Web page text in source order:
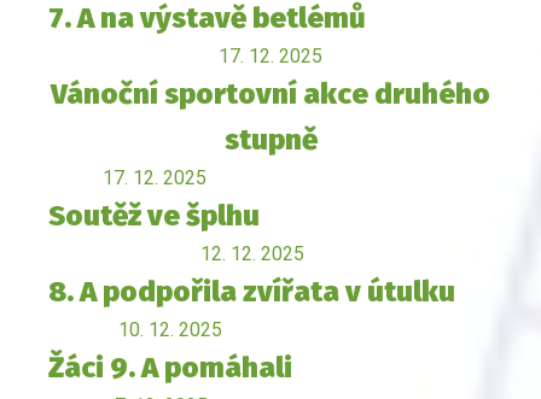
7. A na výstavě betlémů
17. 12. 2025
Vánoční sportovní akce druhého
stupně
17. 12. 2025
Soutěž ve šplhu
12. 12. 2025
8. A podpořila zvířata v útulku
10. 12. 2025
Žáci 9. A pomáhali